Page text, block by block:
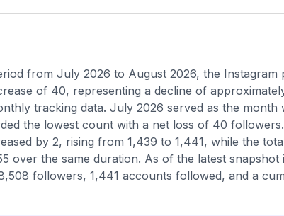
from July 2026 to August 2026, the Instagram
of 40, representing a decline of
tracking data. July 2026 served as the
the lowest count with a net loss of 40
by 2, rising from 1,439 to 1,441, while the
over the same duration. As of the latest snapshot
followers, 1,441 accounts followed, and a